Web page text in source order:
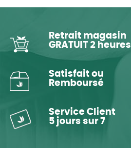
Retrait magasin
GRATUIT 2 heures
Satisfait ou
Remboursé
Service Client
5 jours sur 7